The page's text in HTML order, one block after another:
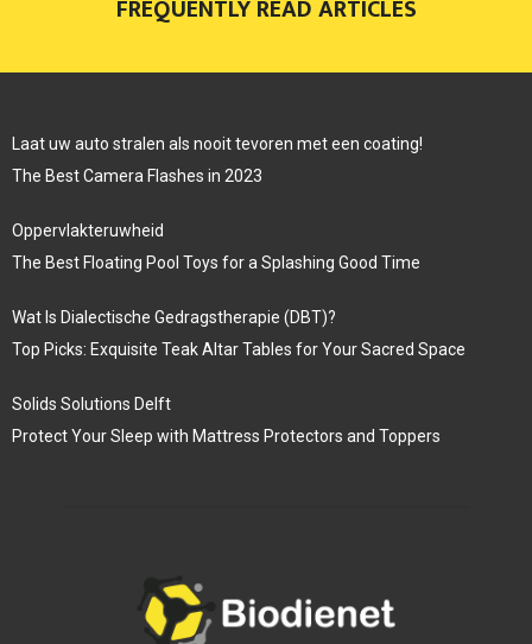
FREQUENTLY READ ARTICLES
Laat uw auto stralen als nooit tevoren met een coating!
The Best Camera Flashes in 2023
Oppervlakteruwheid
The Best Floating Pool Toys for a Splashing Good Time
Wat Is Dialectische Gedragstherapie (DBT)?
Top Picks: Exquisite Teak Altar Tables for Your Sacred Space
Solids Solutions Delft
Protect Your Sleep with Mattress Protectors and Toppers